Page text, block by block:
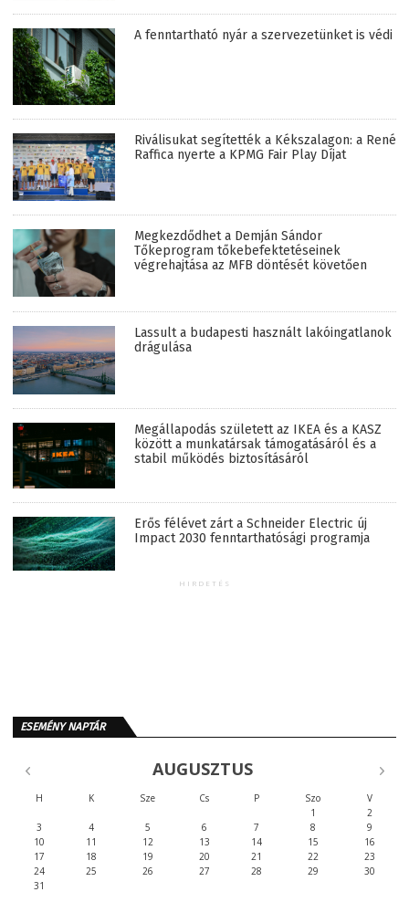
A fenntartható nyár a szervezetünket is védi
Riválisukat segítették a Kékszalagon: a René
Raffica nyerte a KPMG Fair Play Díjat
Megkezdődhet a Demján Sándor
Tőkeprogram tőkebefektetéseinek
végrehajtása az MFB döntését követően
Lassult a budapesti használt lakóingatlanok
drágulása
Megállapodás született az IKEA és a KASZ
között a munkatársak támogatásáról és a
stabil működés biztosításáról
Erős félévet zárt a Schneider Electric új
Impact 2030 fenntarthatósági programja
HIRDETÉS
ESEMÉNY NAPTÁR
AUGUSZTUS
H K Sze Cs P Szo
V
1
2
3
4 5 6 7 8
9
10
11 12 13 14 15
16
17
18 19 20 21 22
23
24
25 26 27 28 29
30
31